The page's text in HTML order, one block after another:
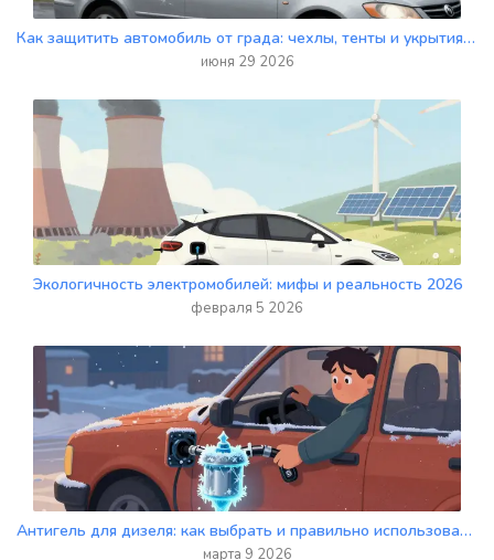
Как защитить автомобиль от града: чехлы, тенты и укрытия - полное руководство
июня 29 2026
Экологичность электромобилей: мифы и реальность 2026
февраля 5 2026
Антигель для дизеля: как выбрать и правильно использовать для защиты от парафинизации зимой
марта 9 2026